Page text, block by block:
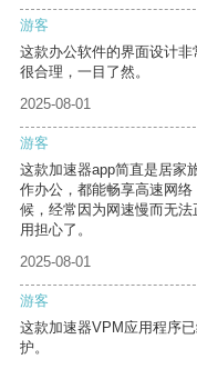
游客
这款办公软件的界面设计
很合理，一目了然。
2025-08-01
游客
这款加速器app简直是居家
作办公，都能畅享高速网
候，经常因为网速慢而无
用担心了。
2025-08-01
游客
这款加速器VPM应用程序
护。